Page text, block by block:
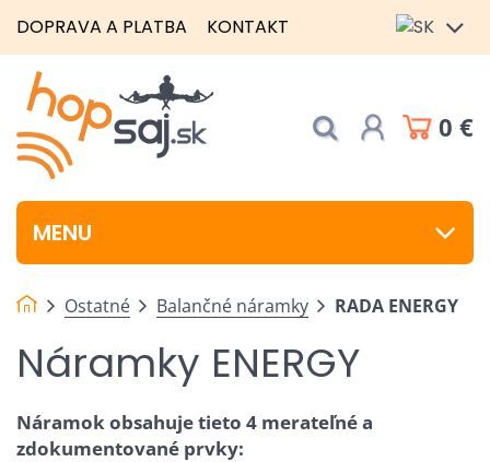
DOPRAVA A PLATBA KONTAKT
0 €
MENU
Ostatné Balančné náramky RADA ENERGY
Náramky ENERGY
Náramok obsahuje tieto 4 merateľné a
zdokumentované prvky: